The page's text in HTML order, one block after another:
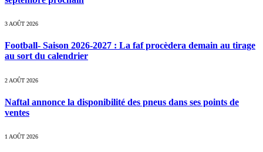
3 AOÛT 2026
Football- Saison 2026-2027 : La faf procèdera demain au tirage
au sort du calendrier
2 AOÛT 2026
Naftal annonce la disponibilité des pneus dans ses points de
ventes
1 AOÛT 2026